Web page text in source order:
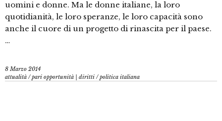
uomini e donne. Ma le donne italiane, la loro
quotidianità, le loro speranze, le loro capacità sono
anche il cuore di un progetto di rinascita per il paese.
…
8 Marzo 2014
attualità /pari opportunità | diritti /politica italiana